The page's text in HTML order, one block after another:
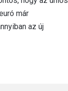
már
az új